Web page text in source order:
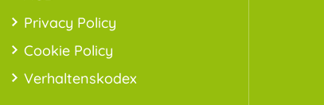
Privacy Policy
Cookie Policy
Verhaltenskodex